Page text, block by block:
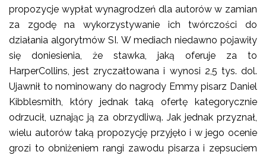
propozycje wypłat wynagrodzeń dla autorów w zamian
za zgodę na wykorzystywanie ich twórczości do
działania algorytmów SI. W mediach niedawno pojawiły
się doniesienia, że stawka, jaką oferuje za to
HarperCollins, jest zryczałtowana i wynosi 2,5 tys. dol.
Ujawnił to nominowany do nagrody Emmy pisarz Daniel
Kibblesmith, który jednak taką ofertę kategorycznie
odrzucił, uznając ją za obrzydliwą. Jak jednak przyznał,
wielu autorów taką propozycję przyjęło i w jego ocenie
grozi to obniżeniem rangi zawodu pisarza i zepsuciem